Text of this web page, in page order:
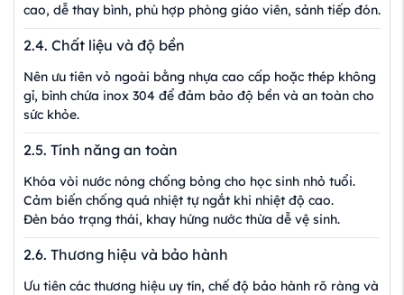
cao, dễ thay bình, phù hợp phòng giáo viên, sảnh tiếp đón.
2.4. Chất liệu và độ bền
Nên ưu tiên vỏ ngoài bằng nhựa cao cấp hoặc thép không
gỉ, bình chứa inox 304 để đảm bảo độ bền và an toàn cho
sức khỏe.
2.5. Tính năng an toàn
Khóa vòi nước nóng chống bỏng cho học sinh nhỏ tuổi.
Cảm biến chống quá nhiệt tự ngắt khi nhiệt độ cao.
Đèn báo trạng thái, khay hứng nước thừa dễ vệ sinh.
2.6. Thương hiệu và bảo hành
Ưu tiên các thương hiệu uy tín, chế độ bảo hành rõ ràng và